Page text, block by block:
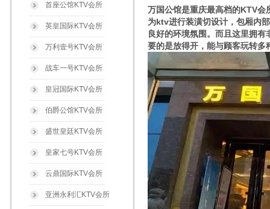
首座公馆KTV会所
英皇国际KTV会所
万利壹号KTV会所
战车一号KTV会所
皇冠国际KTV会所
伯爵公馆KTV会所
盛世皇廷KTV会所
皇家七号KTV会所
云鼎国际KTV会所
亚洲永利汇KTV会所
万国公馆是重庆最高档的KTV
为ktv进行装潢切设计，包厢内
良好的环境氛围。而且这里拥
要的是放得开，能与顾客玩转